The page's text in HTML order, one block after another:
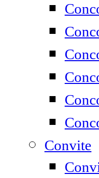
Convite